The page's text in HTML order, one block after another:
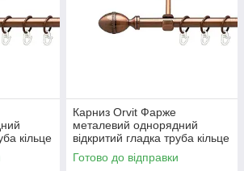
кільце
120 см
Карниз Orvit Фарже
металевий однорядний
відкритий гладка труба кільце
металеве Мідь 16 мм 120 см
(00-00019468)
Готово до відправки